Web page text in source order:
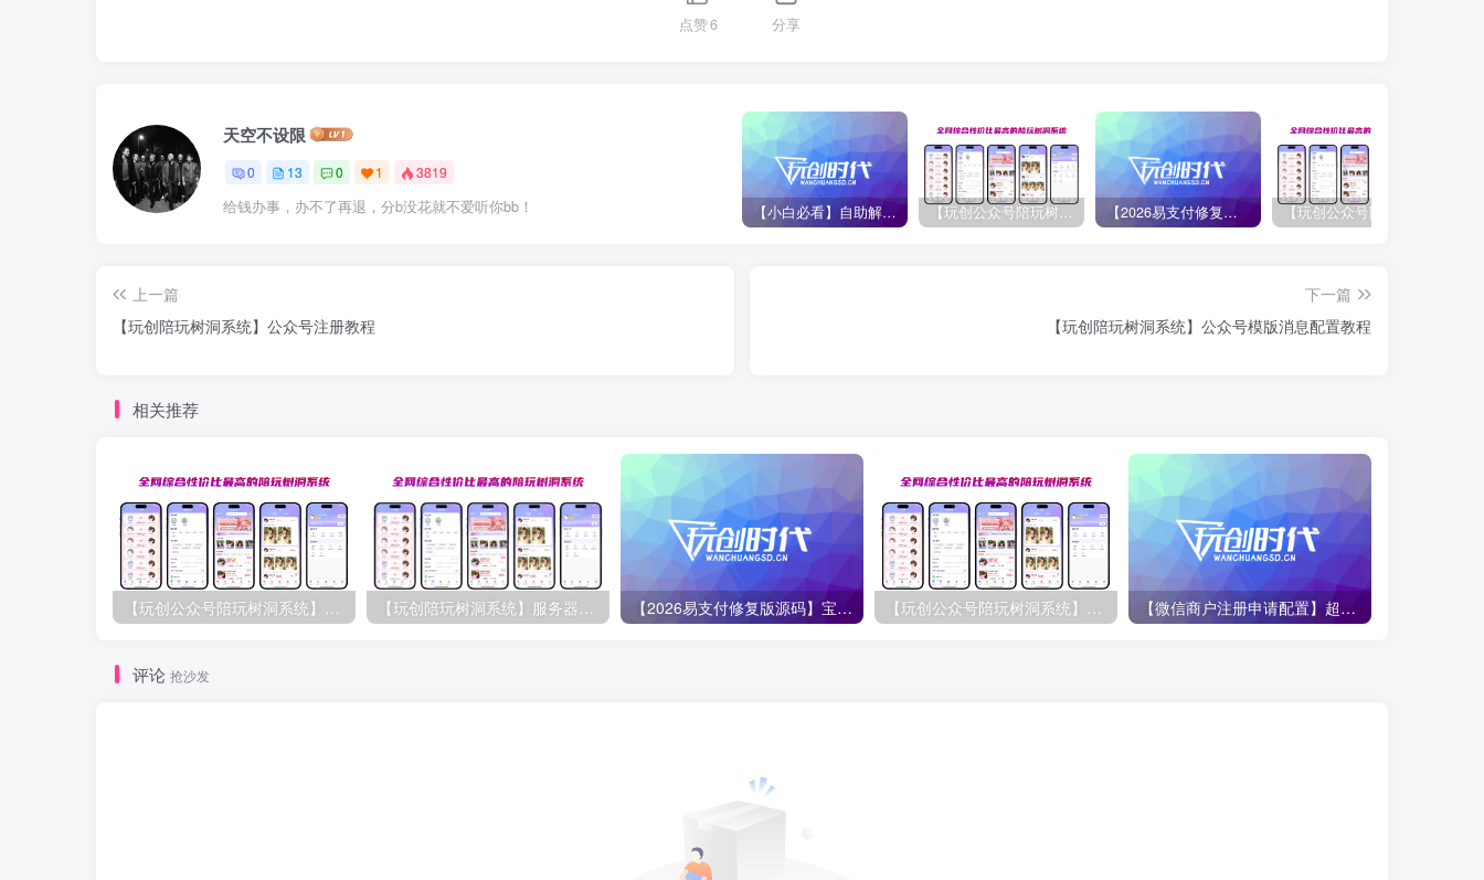
点赞6 分享
天空不设限
0 13 0 1 3819
给钱办事，办不了再退，分b没花就不爱听你bb！ 【小白必看】自助解析使用教程 【玩创公众号陪玩树洞系统】源码介绍与下载 【2026易支付修复版源码】宝塔部署微信商户配置
上一篇
【玩创陪玩树洞系统】公众号注册教程
下一篇
【玩创陪玩树洞系统】公众号模版消息配置教程
相关推荐
【2026易支付修复版源码】宝塔部署微信商户配置 【微信商户注册申请配置】超详细教程
评论 抢沙发